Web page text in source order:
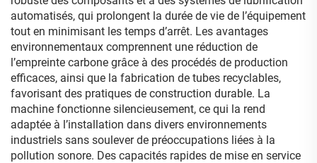
automatisés, qui prolongent la durée de vie de l’équipement
tout en minimisant les temps d’arrêt. Les avantages
environnementaux comprennent une réduction de
l’empreinte carbone grâce à des procédés de production
efficaces, ainsi que la fabrication de tubes recyclables,
favorisant des pratiques de construction durable. La
machine fonctionne silencieusement, ce qui la rend
adaptée à l’installation dans divers environnements
industriels sans soulever de préoccupations liées à la
pollution sonore. Des capacités rapides de mise en service